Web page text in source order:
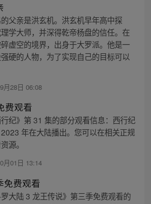
的父亲是洪玄机。洪玄机早年高中探
学大师，并深得乾帝杨盘的信任。在
虚空的境界，出身于大罗派。他是一
硬的人物，为了实现自己的目标可以
月28日 06:08
费观看
纪》第 31 集的部分观看信息：西行纪
年在大陆播出。您可以在相关正规
源。
月01日 13:14
免费观看
大陆 3 龙王传说》第三季免费观看的